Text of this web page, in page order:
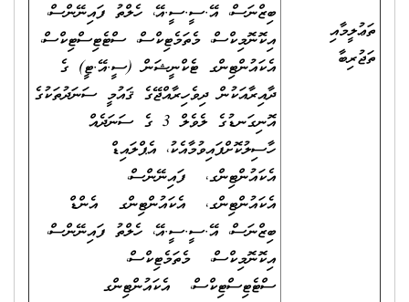
ތަޢުލީމާއި
ތަޖުރިބާ
ބިޒްނަސް، އޭ.ސީ.ސީ.އޭ، ހެލްތު ފައިނޭންސް،
އިކޮނޮމިކްސް، މެތަމެޓިކްސް، ސްޓެޓިސްޓިކްސް،
އެކައުންޓިންގ ޓެކްނީޝަން (ސީ.އޭ.ޓީ) ގެ
ދާއިރާއަކުން ދިވެހިރާއްޖޭގެ ޤައުމީ ސަނަދުތަކުގެ
އޮނިގަނޑުގެ ލެވެލް 3 ގެ ސަނަދެއް
ހާސިލުކޮށްފައިވުމާއެކު، އެޕްލައިޑް
އެކައުންޓިންގ، ފައިނޭންސް،
އެކައުންޓިންގ، އެކައުންޓިންގ އެންޑް
ބިޒްނަސް، އޭ.ސީ.ސީ.އޭ، ހެލްތު ފައިނޭންސް،
އިކޮނޮމިކްސް، މެތަމެޓިކްސް،
ސްޓެޓިސްޓިކްސް، އެކައުންޓިންގ